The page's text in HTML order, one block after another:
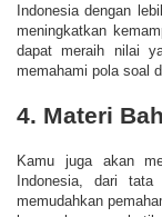
Indonesia dengan
meningkatkan
dapat meraih nilai
memahami pola soal
4. Materi
Kamu juga akan
Indonesia, dari
memudahkan